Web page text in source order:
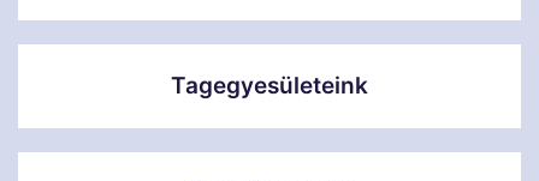
Tagegyesületeink